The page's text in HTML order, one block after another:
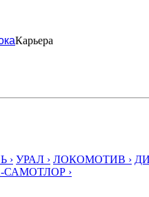
Карьера
› УРАЛ › ЛОКОМОТИВ ›
САМОТЛОР ›